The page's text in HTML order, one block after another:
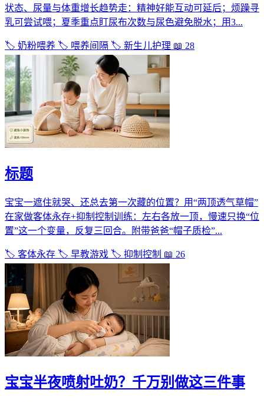
状态、尿量与体重增长趋势走：精神好能互动可延后；烦躁寻
乳可尝试喂；夏季重点盯尿布次数与尿色避免脱水；用3...
🏷️ 奶粉喂养 🏷️ 喂养间隔 🏷️ 新生儿护理 📖 28
标题
宝宝一遮住就哭、还总去第一次藏的位置？用“两顶透气草帽”
在家做客体永存+抑制控制训练：左右各放一顶，慢速只换“位
置”这一个变量，反复三回合。附带爸爸“帽子质检”...
🏷️ 客体永存 🏷️ 早教游戏 🏷️ 抑制控制 📖 26
宝宝半夜喷射吐奶？千万别做这三件事